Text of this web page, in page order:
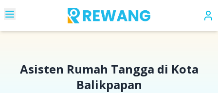
Kota Kota Balikpapan
Asisten Rumah Tangga di Kota
Balikpapan